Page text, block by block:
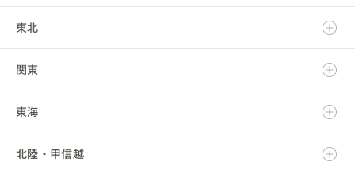
北海道
東北
青森県
岩手県
宮城県
関東
茨城県
栃木県
東海
岐阜県
北陸・甲信越